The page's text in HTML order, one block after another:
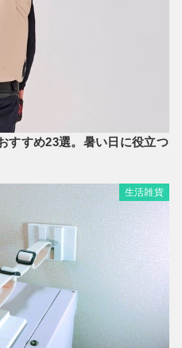
すすめ23選。暑い日に役立つ
生活雑貨